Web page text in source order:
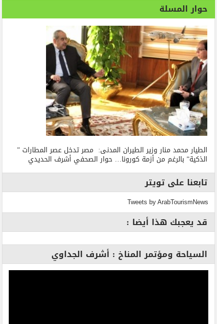
حوار المسلة
الطيار محمد منار وزير الطيران المدنى: مصر تدخل عصر المطارات ”
الذكية” بالرغم من أزمة كورونا… حوار الصحفي أشرف الحديدي
تابعنا على تويتر
Tweets by ArabTourismNews
قد يعجبك هذا أيضا :
السياحة ومؤتمر المناخ : أشرف الجداوي